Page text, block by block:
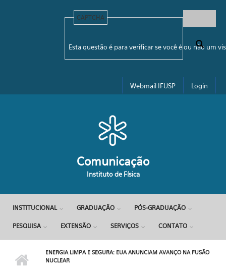
Formulário de busca
CAPTCHA
Esta questão é para verificar se você é ou não um
Webmail IFUSP Login
Comunicação
Instituto de Física
INSTITUCIONAL GRADUAÇÃO PÓS-GRADUAÇÃO
PESQUISA EXTENSÃO SERVIÇOS CONTATO
ENERGIA LIMPA E SEGURA: EUA ANUNCIAM AVANÇO NA FUSÃO
NUCLEAR